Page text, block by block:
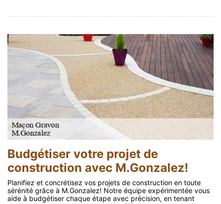
Budgétiser votre projet de
construction avec M.Gonzalez!
Planifiez et concrétisez vos projets de construction en toute
sérénité grâce à M.Gonzalez! Notre équipe expérimentée vous
aide à budgétiser chaque étape avec précision, en tenant